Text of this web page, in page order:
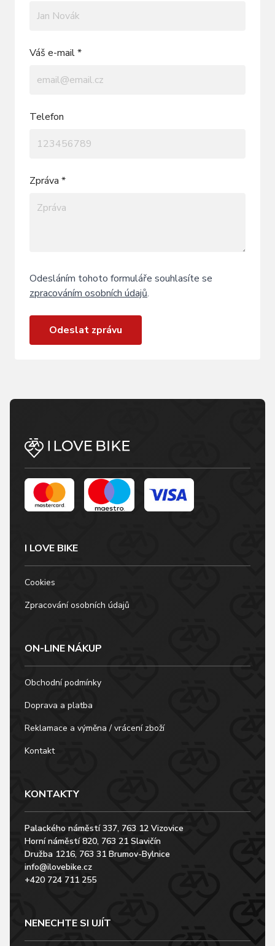
Váš e-mail *
Telefon
Zpráva *
Odesláním tohoto formuláře souhlasíte se
zpracováním osobních údajů.
Odeslat zprávu
I LOVE BIKE
Cookies
Zpracování osobních údajů
ON-LINE NÁKUP
Obchodní podmínky
Doprava a platba
Reklamace a výměna / vrácení zboží
Kontakt
KONTAKTY
Palackého náměstí 337, 763 12 Vizovice
Horní náměstí 820, 763 21 Slavičín
Družba 1216, 763 31 Brumov-Bylnice
info@ilovebike.cz
+420 724 711 255
NENECHTE SI UJÍT